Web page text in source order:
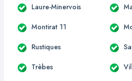
Laure-Minervois
Montirat 11
Rustiques
Trèbes